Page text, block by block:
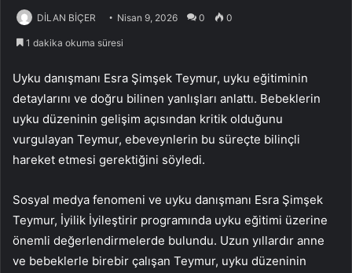
DİLAN BİÇER Nisan 9, 2026 0 0
1 dakika okuma süresi
Uyku danışmanı Esra Şimşek Teymur, uyku eğitiminin
detaylarını ve doğru bilinen yanlışları anlattı. Bebeklerin
uyku düzeninin gelişim açısından kritik olduğunu
vurgulayan Teymur, ebeveynlerin bu süreçte bilinçli
hareket etmesi gerektiğini söyledi.
Sosyal medya fenomeni ve uyku danışmanı Esra Şimşek
Teymur, İyilik İyileştirir programında uyku eğitimi üzerine
önemli değerlendirmelerde bulundu. Uzun yıllardır anne
ve bebeklerle birebir çalışan Teymur, uyku düzeninin